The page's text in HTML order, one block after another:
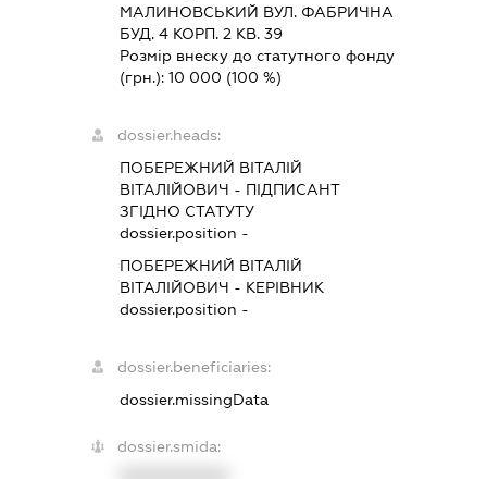
МАЛИНОВСЬКИЙ ВУЛ. ФАБРИЧНА
БУД. 4 КОРП. 2 КВ. 39
Розмір внеску до статутного фонду
(грн.): 10 000 (100 %)
dossier.heads:
ПОБЕРЕЖНИЙ ВІТАЛІЙ
ВІТАЛІЙОВИЧ - ПІДПИСАНТ
ЗГІДНО СТАТУТУ
dossier.position -
ПОБЕРЕЖНИЙ ВІТАЛІЙ
ВІТАЛІЙОВИЧ - КЕРІВНИК
dossier.position -
dossier.beneficiaries:
dossier.missingData
dossier.smida: